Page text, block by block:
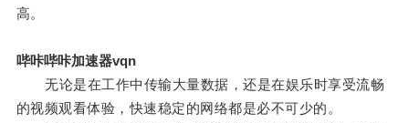
高。
哔咔哔咔加速器vqn
无论是在工作中传输大量数据，还是在娱乐时享受流畅
的视频观看体验，快速稳定的网络都是必不可少的。